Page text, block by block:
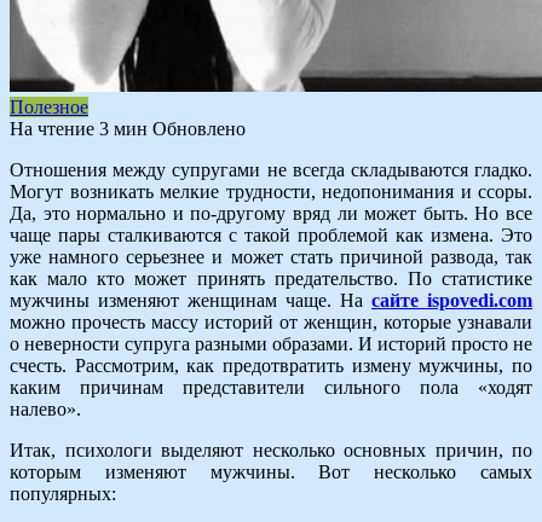
Полезное
На чтение 3 мин Обновлено
Отношения между супругами не всегда складываются гладко.
Могут возникать мелкие трудности, недопонимания и ссоры.
Да, это нормально и по-другому вряд ли может быть. Но все
чаще пары сталкиваются с такой проблемой как измена. Это
уже намного серьезнее и может стать причиной развода, так
как мало кто может принять предательство. По статистике
мужчины изменяют женщинам чаще. На сайте ispovedi.com
можно прочесть массу историй от женщин, которые узнавали
о неверности супруга разными образами. И историй просто не
счесть. Рассмотрим, как предотвратить измену мужчины, по
каким причинам представители сильного пола «ходят
налево».
Итак, психологи выделяют несколько основных причин, по
которым изменяют мужчины. Вот несколько самых
популярных: